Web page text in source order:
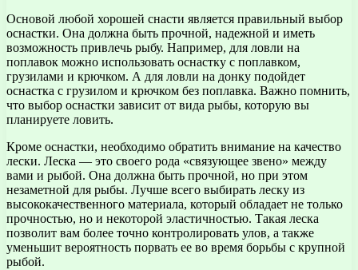
Основой любой хорошей снасти является правильный выбор
оснастки. Она должна быть прочной, надежной и иметь
возможность привлечь рыбу. Например, для ловли на
поплавок можно использовать оснастку с поплавком,
грузилами и крючком. А для ловли на донку подойдет
оснастка с грузилом и крючком без поплавка. Важно помнить,
что выбор оснастки зависит от вида рыбы, которую вы
планируете ловить.
Кроме оснастки, необходимо обратить внимание на качество
лески. Леска — это своего рода «связующее звено» между
вами и рыбой. Она должна быть прочной, но при этом
незаметной для рыбы. Лучше всего выбирать леску из
высококачественного материала, который обладает не только
прочностью, но и некоторой эластичностью. Такая леска
позволит вам более точно контролировать улов, а также
уменьшит вероятность порвать ее во время борьбы с крупной
рыбой.